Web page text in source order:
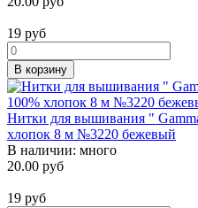
19 руб
В корзину
Нитки для вышивания "
хлопок 8 м №3220 бежевый
В наличии: много
20.00 руб
19 руб